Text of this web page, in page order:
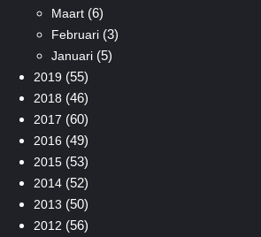
Maart(6)
Februari(3)
Januari(5)
2019 (55)
2018 (46)
2017 (60)
2016 (49)
2015(53)
2014(52)
2013 (50)
2012 (56)